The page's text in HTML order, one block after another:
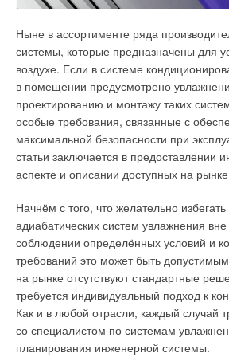
Ныне в ассортименте ряда
системы, которые предназначены для
воздухе. Если в системе
в помещении предусмотрено
проектированию и монтажу таких
особые требования, связанные с
максимальной безопасности при
статьи заключается в предоставлении
аспекте и описании доступных на
Начнём с того, что желательно избегать
адиабатических систем увлажнения
соблюдении определённых условий и
требований это может быть
на рынке отсутствуют стандартные
требуется индивидуальный подход к
Как и в любой отрасли, каждый случай
со специалистом по системам
планирования инженерной системы.
Путь к успеху в научной деятельности
начал в 1971 году, поступив и в 1977
с отличием гидротехнический
и компетенции специалистов
Ключевые слова:
многоуровневая подготовка,
цифровые технологии,
возобновляемая энергетика,
Энергетика является движущей силой
технологической революции и имеет
для социально-экономического
качества жизни человека. В условиях
глобальных климатических изменений
«Концепции устойчивого развития на
сокращения выбросов парниковых газов
загрязняющих веществ от
экономики следует развивать
энергетические системы и комплексы
возобновляемых источников энергии